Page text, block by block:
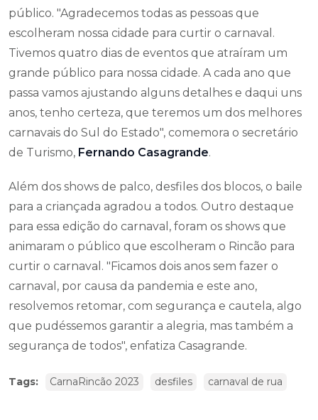
público. "Agradecemos todas as pessoas que
escolheram nossa cidade para curtir o carnaval.
Tivemos quatro dias de eventos que atraíram um
grande público para nossa cidade. A cada ano que
passa vamos ajustando alguns detalhes e daqui uns
anos, tenho certeza, que teremos um dos melhores
carnavais do Sul do Estado", comemora o secretário
de Turismo, Fernando Casagrande.
Além dos shows de palco, desfiles dos blocos, o baile
para a criançada agradou a todos. Outro destaque
para essa edição do carnaval, foram os shows que
animaram o público que escolheram o Rincão para
curtir o carnaval. "Ficamos dois anos sem fazer o
carnaval, por causa da pandemia e este ano,
resolvemos retomar, com segurança e cautela, algo
que pudéssemos garantir a alegria, mas também a
segurança de todos", enfatiza Casagrande.
Tags: CarnaRincão 2023 desfiles carnaval de rua